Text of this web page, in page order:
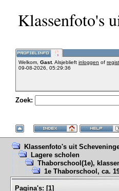
Klassenfoto's
Welkom, Gast. Alsjeblieft inloggen of
09-08-2026, 05:29:36
Zoek:
Klassenfoto's uit
Lagere scholen
Thaborschool(1e),
1e Thaborschool, ca.
Pagina's: [1]